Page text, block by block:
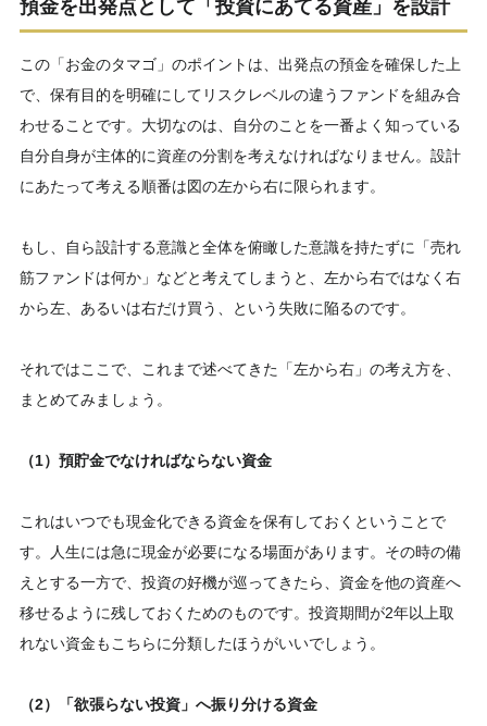
預金を出発点として「投資にあてる資産」を設計
この「お金のタマゴ」のポイントは、出発点の預金を確保した上
で、保有目的を明確にしてリスクレベルの違うファンドを組み合
わせることです。大切なのは、自分のことを一番よく知っている
自分自身が主体的に資産の分割を考えなければなりません。設計
にあたって考える順番は図の左から右に限られます。
もし、自ら設計する意識と全体を俯瞰した意識を持たずに「売れ
筋ファンドは何か」などと考えてしまうと、左から右ではなく右
から左、あるいは右だけ買う、という失敗に陥るのです。
それではここで、これまで述べてきた「左から右」の考え方を、
まとめてみましょう。
（1）預貯金でなければならない資金
これはいつでも現金化できる資金を保有しておくということで
す。人生には急に現金が必要になる場面があります。その時の備
えとする一方で、投資の好機が巡ってきたら、資金を他の資産へ
移せるように残しておくためのものです。投資期間が2年以上取
れない資金もこちらに分類したほうがいいでしょう。
（2）「欲張らない投資」へ振り分ける資金